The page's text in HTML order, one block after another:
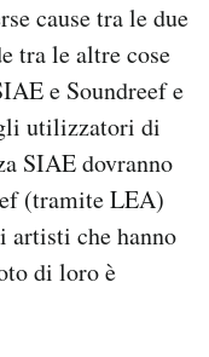
cause tra le due
tra le altre cose
e Soundreef e
utilizzatori di
SIAE dovranno
(tramite LEA)
artisti che hanno
di loro è